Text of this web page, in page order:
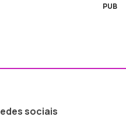
PUB
sociais